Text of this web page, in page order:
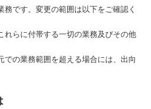
務です。変更の範囲は以下をご確認く
れらに付帯する一切の業務及びその他
での業務範囲を超える場合には、出向